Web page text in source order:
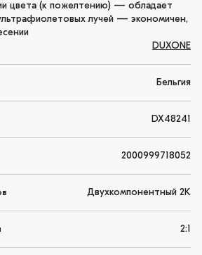
цвета (к пожелтению) — обладает
лучей — экономичен,
DUXONE
Бельгия
DX48241
2000999718052
Двухкомпонентный 2K
2:1